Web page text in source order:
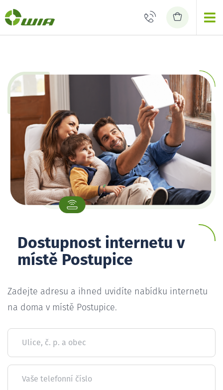
Dostupnost internetu v
místě Postupice
Zadejte adresu a ihned uvidíte nabídku internetu
na doma v místě Postupice.
Ulice, č. p. a obec
Vaše telefonní číslo